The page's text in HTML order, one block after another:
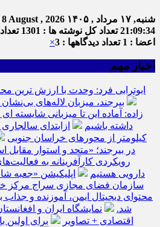
شنبه, ۱۷ مرداد , ۱۴۰۵ August , 2026
21:09:35تعداد کل نوشته ها : 1301
اعضا : 1
تعداد دیدگاهها : 3 ×
اخبار مهم
ابوترابی فرد: وحدت با ارزش
بیرجند، میزبان لاله‌های
زاده: آماده این تا میزبانی شایسته
داشته باشیم
کیلومتر از محورهای خراسان جنوبی
در بیرجند؛ «متحد و استوار مقابل
رویکردی کارآفرینانه به
دارویی هستیم
اپلیکیشن «جعبه
سازمان فضای مجازی سراج مرکز
محتوای دیجیتال ایمن، آموزنده و
شد.
نمایشگاه ایران و
اقتصادی + تصاویر
برای اولین